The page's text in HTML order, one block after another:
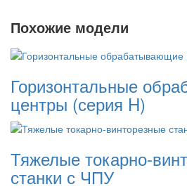
Похожие модели
Горизонтальные
центры (серия H)
Тяжелые токарно-
станки с ЧПУ